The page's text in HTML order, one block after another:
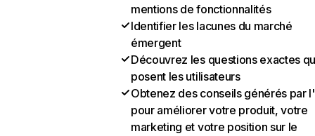
mentions de fonctionnalités
Identifier les lacunes du marché
émergent
Découvrez les questions exactes
posent les utilisateurs
Obtenez des conseils générés par
pour améliorer votre produit, votre
marketing et votre position sur le